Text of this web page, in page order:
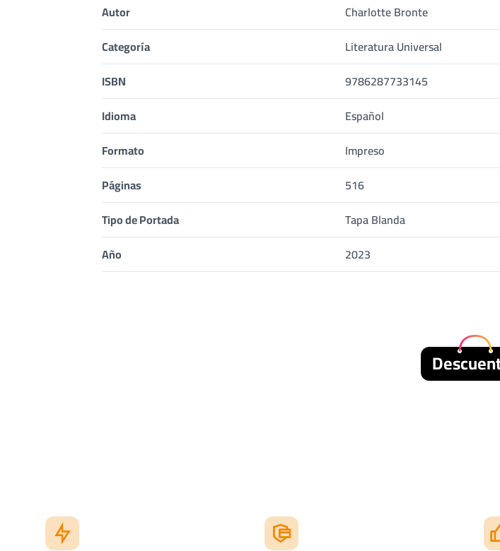
Autor
Charlotte Bronte
Categoría
Literatura Universal
ISBN
9786287733145
Idioma
Español
Formato
Impreso
Páginas
516
Tipo de Portada
Tapa Blanda
Año
2023